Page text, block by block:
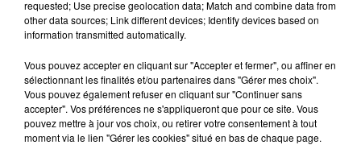
régions !
Destination Vacances - Gagnez
votre séjour en famille au cœur
de la...
requested; Use precise geolocation data; Match and combine data from
other data sources; Link different devices; Identify devices based on
information transmitted automatically.
Vous pouvez accepter en cliquant sur "Accepter et fermer", ou affiner en
sélectionnant les finalités et/ou partenaires dans "Gérer mes choix".
Vous pouvez également refuser en cliquant sur "Continuer sans
accepter". Vos préférences ne s'appliqueront que pour ce site. Vous
pouvez mettre à jour vos choix, ou retirer votre consentement à tout
moment via le lien "Gérer les cookies" situé en bas de chaque page.